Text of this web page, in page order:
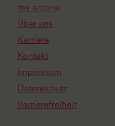
my arcona
Über uns
Karriere
Kontakt
Impressum
Datenschutz
Barrierefreiheit